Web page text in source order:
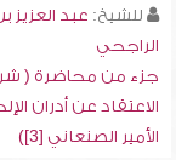
للشيخ: عبد العزيز
الراجحي
جزء من محاضرة (
الاعتقاد عن أدران
الأمير الصنعاني [3])